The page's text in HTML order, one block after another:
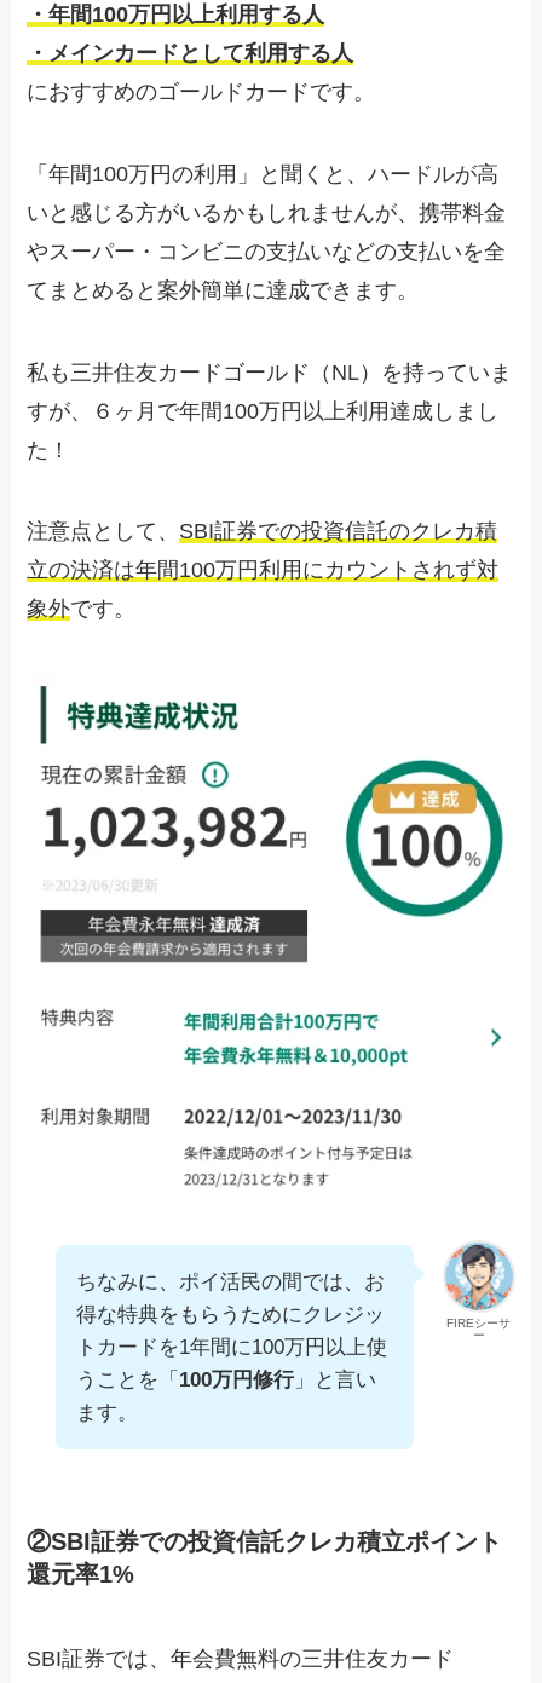
・年間100万円以上利用する人
・メインカードとして利用する人
におすすめのゴールドカードです。
「年間100万円の利用」と聞くと、ハードルが高
いと感じる方がいるかもしれませんが、携帯料金
やスーパー・コンビニの支払いなどの支払いを全
てまとめると案外簡単に達成できます。
私も三井住友カードゴールド（NL）を持っていま
すが、６ヶ月で年間100万円以上利用達成しまし
た！
注意点として、 SBI証券での投資信託のクレカ積
立の決済は年間100万円利用にカウントされず対
象外です。
FIREシーサ
ー
ちなみに、ポイ活民の間では、お
得な特典をもらうためにクレジッ
トカードを1年間に100万円以上使
うことを「 100万円修行」と言い
ます。
②SBI証券での投資信託クレカ積立ポイント
還元率1%
SBI証券では、年会費無料の三井住友カード